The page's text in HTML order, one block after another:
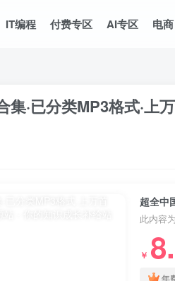
IT编程 付费专区 AI专区 电
集·已分类MP3格式·上
超全中
此内容
￥
年